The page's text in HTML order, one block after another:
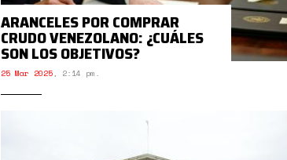
ARANCELES POR COMPRAR
CRUDO VENEZOLANO: ¿CUÁLES
SON LOS OBJETIVOS?
25 Mar 2025, 2:14 pm.